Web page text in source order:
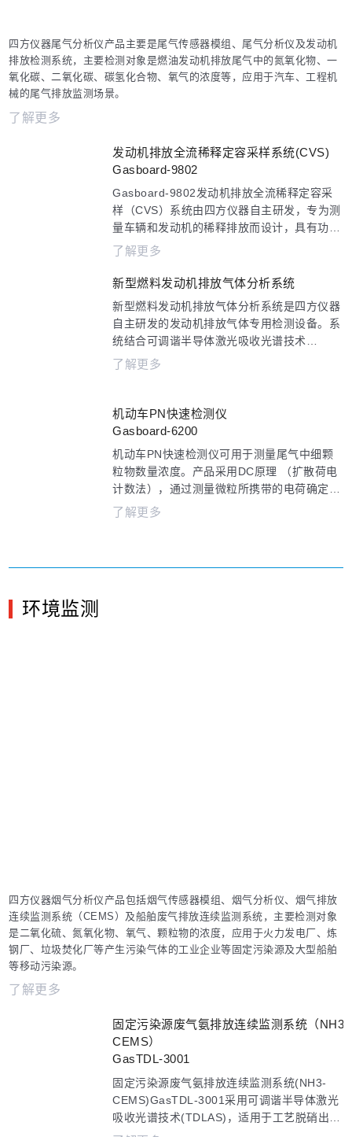
四方仪器尾气分析仪产品主要是尾气传感器模组、尾气分析仪及发动机
排放检测系统，主要检测对象是燃油发动机排放尾气中的氮氧化物、一
氧化碳、二氧化碳、碳氢化合物、氧气的浓度等，应用于汽车、工程机
械的尾气排放监测场景。
了解更多
发动机排放全流稀释定容采样系统(CVS)
Gasboard-9802
Gasboard-9802发动机排放全流稀释定容采
样（CVS）系统由四方仪器自主研发，专为测
量车辆和发动机的稀释排放而设计，具有功能
完整、技术先进的硬件配置和软件平台，与高
当前主要移动源排放标准及欧7排放标准的实
了解更多
新型燃料发动机排放气体分析系统
新型燃料发动机排放气体分析系统是四方仪器
自主研发的发动机排放气体专用检测设备。系
统结合可调谐半导体激光吸收光谱技术
(TDLAS)、非分光紫外吸收光谱技术(NDUV)
NO2、N2O浓度进行低干扰、高精度的测量，
用于发动机和后处理系统的开发研究，以及为
对新型燃料(NH3混合燃料、生物燃料、压缩
天然气、电子燃料等)的内燃研发特点，结合
下一代排放法规欧7、国七的要求，帮助用户
快速获得精确的参考数据。
了解更多
机动车PN快速检测仪
Gasboard-6200
机动车PN快速检测仪可用于测量尾气中细颗
粒物数量浓度。产品采用DC原理 （扩散荷电
计数法），通过测量微粒所携带的电荷确定采
样气体中微粒的数量，无需对气体样品过滤和
了解更多
环境监测
四方仪器烟气分析仪产品包括烟气传感器模组、烟气分析仪、烟气排放
连续监测系统（CEMS）及船舶废气排放连续监测系统，主要检测对象
是二氧化硫、氮氧化物、氧气、颗粒物的浓度，应用于火力发电厂、炼
钢厂、垃圾焚化厂等产生污染气体的工业企业等固定污染源及大型船舶
等移动污染源。
了解更多
固定污染源废气氨排放连续监测系统（NH3-
CEMS）
GasTDL-3001
固定污染源废气氨排放连续监测系统(NH3-
CEMS)GasTDL-3001采用可调谐半导体激光
吸收光谱技术(TDLAS)，适用于工艺脱硝出口